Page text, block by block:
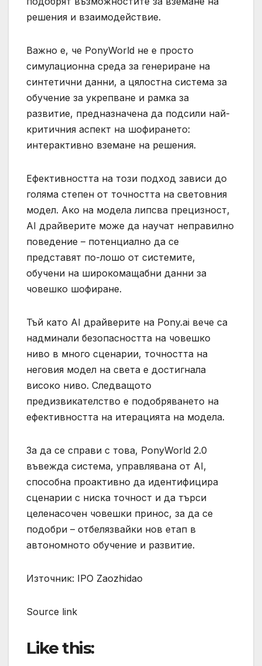
решения и взаимодействие.
Важно е, че PonyWorld не е просто
симулационна среда за генериране на
синтетични данни, а цялостна система за
обучение за укрепване и рамка за
развитие, предназначена да подсили най-
критичния аспект на шофирането:
интерактивно вземане на решения.
Ефективността на този подход зависи до
голяма степен от точността на световния
модел. Ако на модела липсва прецизност,
AI драйверите може да научат неправилно
поведение – потенциално да се
представят по-лошо от системите,
обучени на широкомащабни данни за
човешко шофиране.
Тъй като AI драйверите на Pony.ai вече са
надминали безопасността на човешко
ниво в много сценарии, точността на
неговия модел на света е достигнала
високо ниво. Следващото
предизвикателство е подобряването на
ефективността на итерацията на модела.
За да се справи с това, PonyWorld 2.0
въвежда система, управлявана от AI,
способна проактивно да идентифицира
сценарии с ниска точност и да търси
целенасочен човешки принос, за да се
подобри – отбелязвайки нов етап в
автономното обучение и развитие.
Източник: IPO Zaozhidao
Source link
Like this: